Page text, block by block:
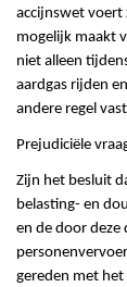
accijnswet voert
mogelijk maakt
niet alleen
aardgas rijden
andere regel
Prejudiciële
Zijn het besluit
belasting- en
en de door deze
gereden met